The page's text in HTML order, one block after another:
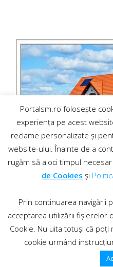
Contact·
© 2019 PortalCJ.ro.
Portalsm.ro folosește
experiența pe acest
reclame personalizate și
website-ului. Înainte de a
rugăm să aloci timpul
de Cookies și
Prin continuarea navigării
acceptarea utilizării fișierelor
Cookie. Nu uita totuși că
cookie urmând